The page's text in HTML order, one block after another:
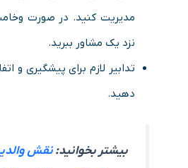
مدیریت کنید. در صورت
نزد یک مشاور ببرید.
تدابیر لازم برای پیشگیری و
دهید.
بیشتر بخوانید:نقش